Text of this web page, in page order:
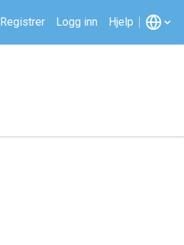
Registrer Logg inn Hjelp